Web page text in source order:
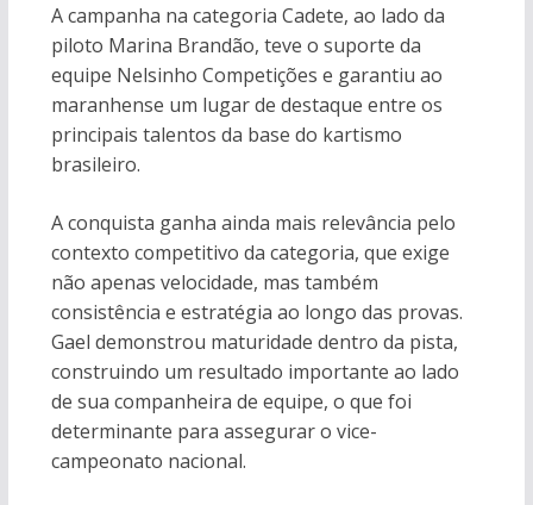
A campanha na categoria Cadete, ao lado da
piloto Marina Brandão, teve o suporte da
equipe Nelsinho Competições e garantiu ao
maranhense um lugar de destaque entre os
principais talentos da base do kartismo
brasileiro.
A conquista ganha ainda mais relevância pelo
contexto competitivo da categoria, que exige
não apenas velocidade, mas também
consistência e estratégia ao longo das provas.
Gael demonstrou maturidade dentro da pista,
construindo um resultado importante ao lado
de sua companheira de equipe, o que foi
determinante para assegurar o vice-
campeonato nacional.